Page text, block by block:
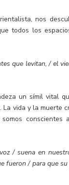
nos
todos los
que levitan, / el
un símil vital
vida y la muerte
conscientes
/ suena en
fueron / para que su